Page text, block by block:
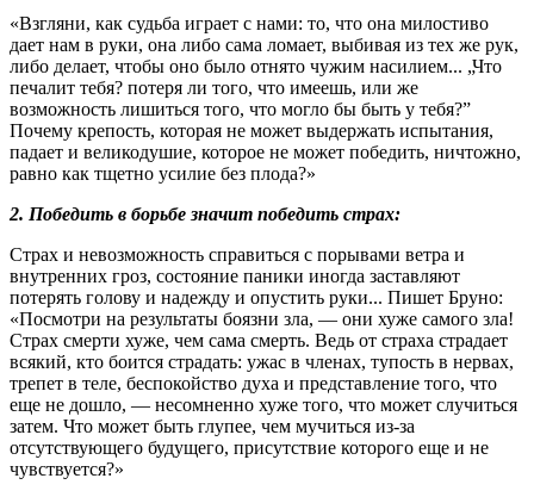
«Взгляни, как судьба играет с нами: то, что она милостиво
дает нам в руки, она либо сама ломает, выбивая из тех же рук,
либо делает, чтобы оно было отнято чужим насилием... „Что
печалит тебя? потеря ли того, что имеешь, или же
возможность лишиться того, что могло бы быть у тебя?”
Почему крепость, которая не может выдержать испытания,
падает и великодушие, которое не может победить, ничтожно,
равно как тщетно усилие без плода?»
2. Победить в борьбе значит победить страх:
Страх и невозможность справиться с порывами ветра и
внутренних гроз, состояние паники иногда заставляют
потерять голову и надежду и опустить руки... Пишет Бруно:
«Посмотри на результаты боязни зла, — они хуже самого зла!
Страх смерти хуже, чем сама смерть. Ведь от страха страдает
всякий, кто боится страдать: ужас в членах, тупость в нервах,
трепет в теле, беспокойство духа и представление того, что
еще не дошло, — несомненно хуже того, что может случиться
затем. Что может быть глупее, чем мучиться из-за
отсутствующего будущего, присутствие которого еще и не
чувствуется?»